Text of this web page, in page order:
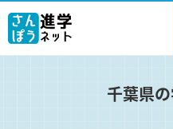
ログイン
・登録
千葉県